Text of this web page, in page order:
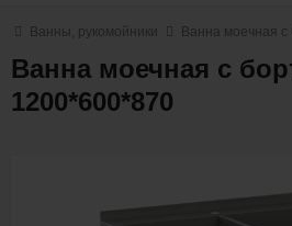
Ванны, рукомойники Ванна моечная
Ванна моечная с
1200*600*870